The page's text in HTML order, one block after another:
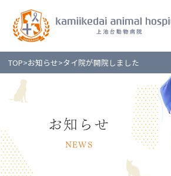
TOP>お知らせ>タイ院が開院しました
お知らせ
NEWS